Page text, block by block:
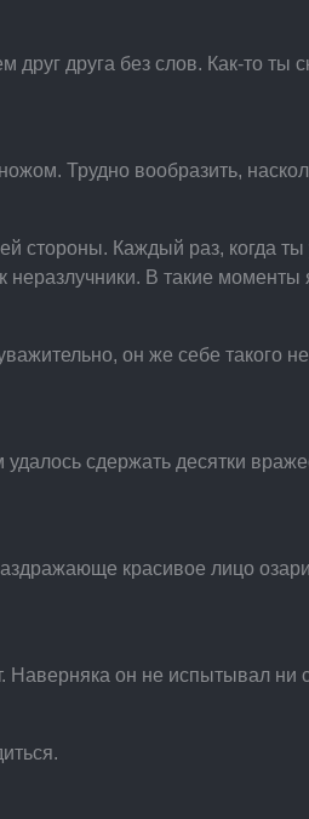
друга без слов. Как-то ты
Трудно вообразить,
стороны. Каждый раз, когда
В такие
он же себе такого
сдержать десятки
красивое лицо
Наверняка он не испытывал ни